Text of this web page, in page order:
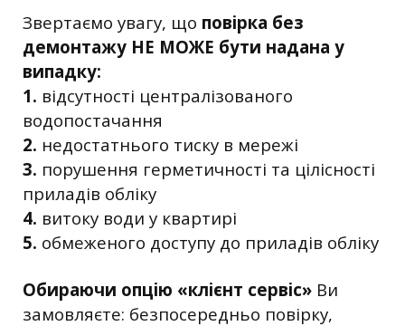
Звертаємо увагу, що повірка без
демонтажу НЕ МОЖЕ бути надана у
випадку:
1. відсутності централізованого
водопостачання
2. недостатнього тиску в мережі
3. порушення герметичності та цілісності
приладів обліку
4. витоку води у квартирі
5. обмеженого доступу до приладів обліку
Обираючи опцію «клієнт сервіс» Ви
замовляєте: безпосередньо повірку,